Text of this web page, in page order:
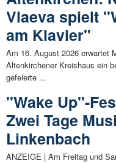
Vlaeva spielt
am Klavier"
Am 16. August 2026 erwartet
Altenkirchener Kreishaus ein
gefeierte ...
"Wake Up"-
Zwei Tage
Linkenbach
ANZEIGE | Am Freitag und